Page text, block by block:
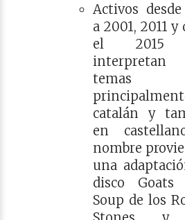
Activos desde
a 2001, 2011 y
el 2015
temas
catalán y
en
nombre
una
disco Goats
Soup de los